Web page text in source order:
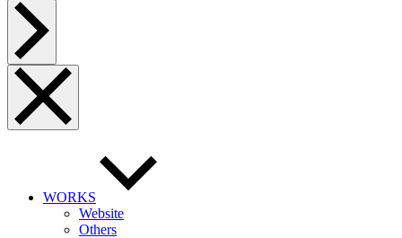
ッ
プ
へ
メ
ー
WORKS
Website
Others